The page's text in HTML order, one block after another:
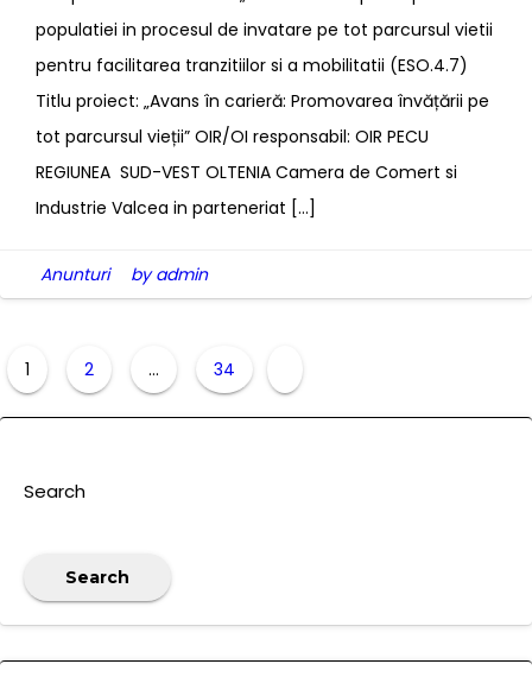
populatiei in procesul de invatare pe tot parcursul vietii
pentru facilitarea tranzitiilor si a mobilitatii (ESO.4.7)
Titlu proiect: „Avans în carieră: Promovarea învățării pe
tot parcursul vieții” OIR/OI responsabil: OIR PECU
REGIUNEA SUD-VEST OLTENIA Camera de Comert si
Industrie Valcea in parteneriat […]
Anunturi by admin
1 2 … 34
Search
Search